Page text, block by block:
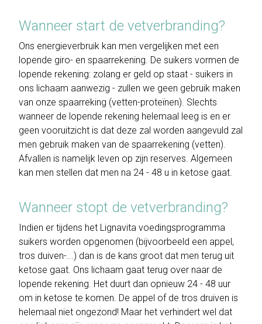
Wanneer start de vetverbranding?
Ons energieverbruik kan men vergelijken met een
lopende giro- en spaarrekening. De suikers vormen de
lopende rekening: zolang er geld op staat - suikers in
ons lichaam aanwezig - zullen we geen gebruik maken
van onze spaarreking (vetten-proteïnen). Slechts
wanneer de lopende rekening helemaal leeg is en er
geen vooruitzicht is dat deze zal worden aangevuld zal
men gebruik maken van de spaarrekening (vetten).
Afvallen is namelijk leven op zijn reserves. Algemeen
kan men stellen dat men na 24 - 48 u in ketose gaat.
Wanneer stopt de vetverbranding?
Indien er tijdens het Lignavita voedingsprogramma
suikers worden opgenomen (bijvoorbeeld een appel,
tros duiven-...) dan is de kans groot dat men terug uit
ketose gaat. Ons lichaam gaat terug over naar de
lopende rekening. Het duurt dan opnieuw 24 - 48 uur
om in ketose te komen. De appel of de tros druiven is
helemaal niet ongezond! Maar het verhindert wel dat